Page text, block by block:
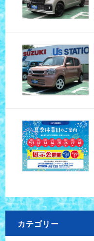
カテゴリー